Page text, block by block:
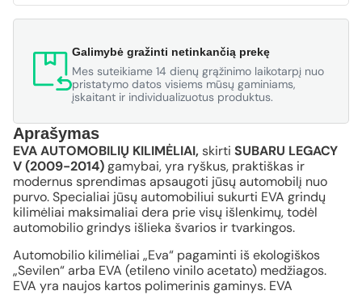
Galimybė gražinti netinkančią prekę
Mes suteikiame 14 dienų grąžinimo laikotarpį nuo
pristatymo datos visiems mūsų gaminiams,
įskaitant ir individualizuotus produktus.
Aprašymas
EVA AUTOMOBILIŲ KILIMĖLIAI, skirti SUBARU LEGACY
V (2009-2014)gamybai, yra ryškus, praktiškas ir
modernus sprendimas apsaugoti jūsų automobilį nuo
purvo. Specialiai jūsų automobiliui sukurti EVA grindų
kilimėliai maksimaliai dera prie visų išlenkimų, todėl
automobilio grindys išlieka švarios ir tvarkingos.
Automobilio kilimėliai „Eva“ pagaminti iš ekologiškos
„Sevilen“ arba EVA (etileno vinilo acetato) medžiagos.
EVA yra naujos kartos polimerinis gaminys. EVA